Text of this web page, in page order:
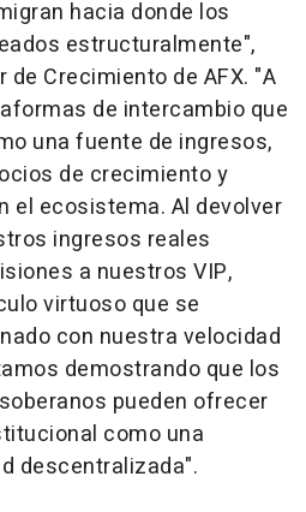
hacia donde los
estructuralmente",
de Crecimiento de AFX. "A
de intercambio que
una fuente de ingresos,
de crecimiento y
el ecosistema. Al devolver
ingresos reales
a nuestros VIP,
virtuoso que se
con nuestra velocidad
demostrando que los
pueden ofrecer
como una
descentralizada".